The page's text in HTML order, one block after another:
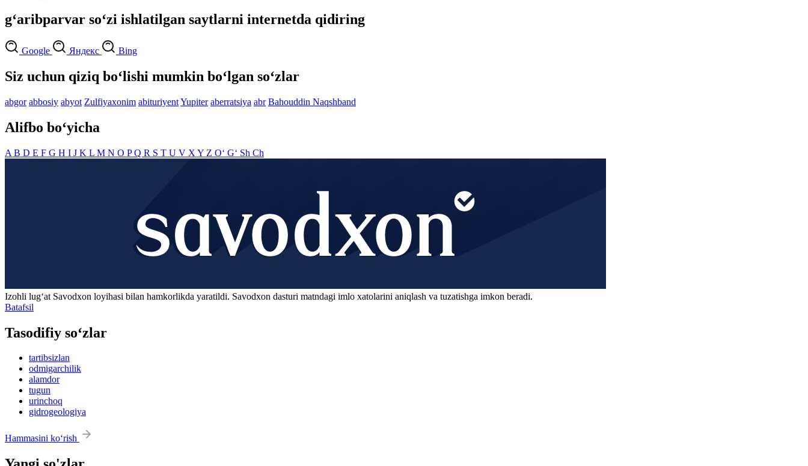
g‘aribparvar so‘zi ishlatilgan saytlarni internetda qidiring
Google Яндекс Bing
Siz uchun qiziq bo‘lishi mumkin bo‘lgan so‘zlar
abgor abbosiy abyot Zulfiyaxonim abituriyentYupiter aberratsiya abr Bahouddin Naqshband
Alifbo bo‘yicha
A B D E F G H I J K L M N O PQ R S T U V X Y Z O‘ G‘ Sh Ch
Izohli lugʻat Savodxon loyihasi bilan hamkorlikda yaratildi. Savodxon dasturi matndagi imlo xatolarini aniqlash va tuzatishga imkon beradi.
Batafsil
Tasodifiy so‘zlar
tartibsizlan
odmigarchilik
alamdor
tugun
urinchoq
gidrogeologiya
Hammasini ko‘rish